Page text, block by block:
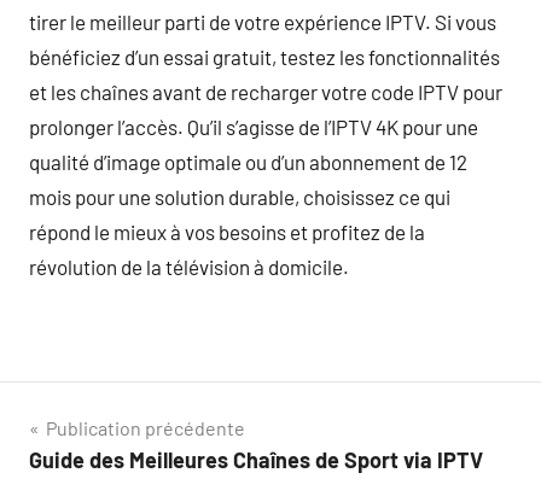
tirer le meilleur parti de votre expérience IPTV. Si vous
bénéficiez d’un essai gratuit, testez les fonctionnalités
et les chaînes avant de recharger votre code IPTV pour
prolonger l’accès. Qu’il s’agisse de l’IPTV 4K pour une
qualité d’image optimale ou d’un abonnement de 12
mois pour une solution durable, choisissez ce qui
répond le mieux à vos besoins et profitez de la
révolution de la télévision à domicile.
Navigation
de
Publication précédente
Guide des Meilleures Chaînes de Sport via IPTV